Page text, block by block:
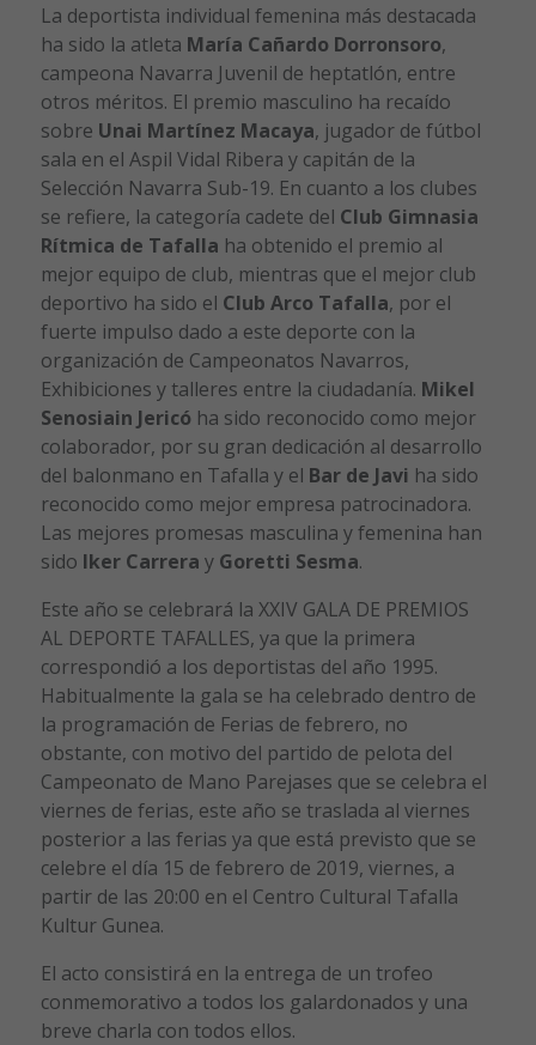
La deportista individual femenina más destacada
ha sido la atleta María Cañardo Dorronsoro,
campeona Navarra Juvenil de heptatlón, entre
otros méritos. El premio masculino ha recaído
sobre Unai Martínez Macaya, jugador de fútbol
sala en el Aspil Vidal Ribera y capitán de la
Selección Navarra Sub-19. En cuanto a los clubes
se refiere, la categoría cadete del Club Gimnasia
Rítmica de Tafalla ha obtenido el premio al
mejor equipo de club, mientras que el mejor club
deportivo ha sido el Club Arco Tafalla, por el
fuerte impulso dado a este deporte con la
organización de Campeonatos Navarros,
Exhibiciones y talleres entre la ciudadanía. Mikel
Senosiain Jericó ha sido reconocido como mejor
colaborador, por su gran dedicación al desarrollo
del balonmano en Tafalla y el Bar de Javi ha sido
reconocido como mejor empresa patrocinadora.
Las mejores promesas masculina y femenina han
sido Iker Carrera y Goretti Sesma.
Este año se celebrará la XXIV GALA DE PREMIOS
AL DEPORTE TAFALLES, ya que la primera
correspondió a los deportistas del año 1995.
Habitualmente la gala se ha celebrado dentro de
la programación de Ferias de febrero, no
obstante, con motivo del partido de pelota del
Campeonato de Mano Parejases que se celebra el
viernes de ferias, este año se traslada al viernes
posterior a las ferias ya que está previsto que se
celebre el día 15 de febrero de 2019, viernes, a
partir de las 20:00 en el Centro Cultural Tafalla
Kultur Gunea.
El acto consistirá en la entrega de un trofeo
conmemorativo a todos los galardonados y una
breve charla con todos ellos.